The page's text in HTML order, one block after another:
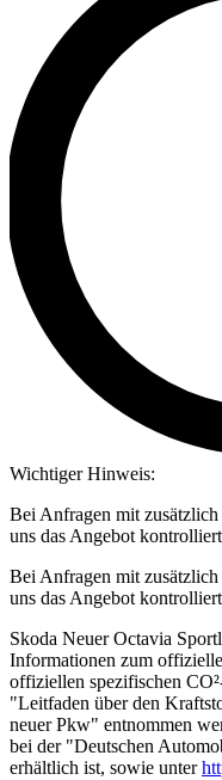
Wichtiger Hinweis:
Bei Anfragen mit
uns das Angebot
Bei Anfragen mit
uns das Angebot
Skoda Neuer Octavia
Informationen zum
offiziellen spezifischen
"Leitfaden über den
neuer Pkw" entnommen
bei der "Deutschen
erhältlich ist, sowie unter